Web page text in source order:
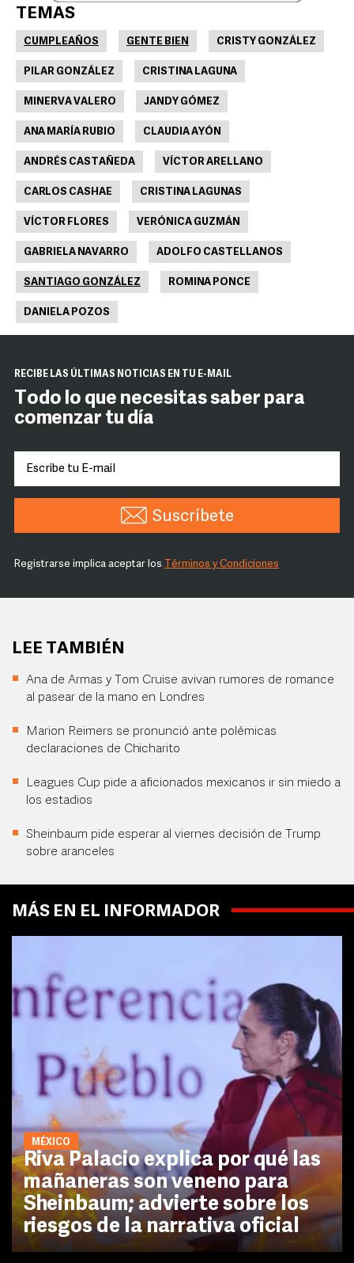
TEMAS
CUMPLEAÑOS GENTE BIEN CRISTY GONZÁLEZ
PILAR GONZÁLEZ CRISTINA LAGUNA
MINERVA VALERO JANDY GÓMEZ
ANA MARÍA RUBIO CLAUDIA AYÓN
ANDRÉS CASTAÑEDA VÍCTOR ARELLANO
CARLOS CASHAE CRISTINA LAGUNAS
VÍCTOR FLORES VERÓNICA GUZMÁN
GABRIELA NAVARRO ADOLFO CASTELLANOS
SANTIAGO GONZÁLEZ ROMINA PONCE
DANIELA POZOS
RECIBE LAS ÚLTIMAS NOTICIAS EN TU E-MAIL
Todo lo que necesitas saber para
comenzar tu día
Suscríbete
Registrarse implica aceptar los Términos y Condiciones
LEE TAMBIÉN
Ana de Armas y Tom Cruise avivan rumores de romance
al pasear de la mano en Londres
Marion Reimers se pronunció ante polémicas
declaraciones de Chicharito
Leagues Cup pide a aficionados mexicanos ir sin miedo a
los estadios
Sheinbaum pide esperar al viernes decisión de Trump
sobre aranceles
MÁS EN EL INFORMADOR
MÉXICO
Riva Palacio explica por qué las
mañaneras son veneno para
Sheinbaum; advierte sobre los
riesgos de la narrativa oficial